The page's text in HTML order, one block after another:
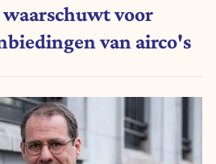
waarschuwt voor
van airco's